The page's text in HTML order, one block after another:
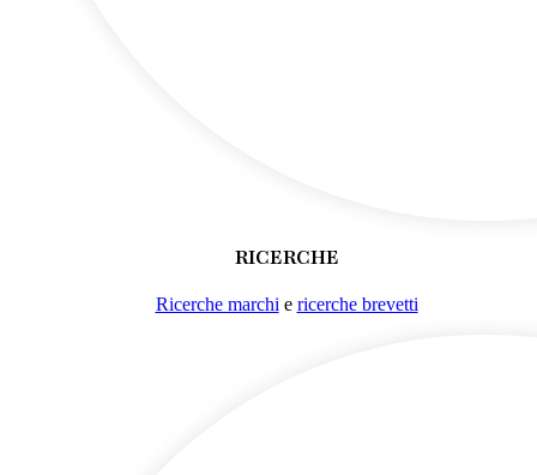
RICERCHE
Ricerche marchi e ricerche brevetti